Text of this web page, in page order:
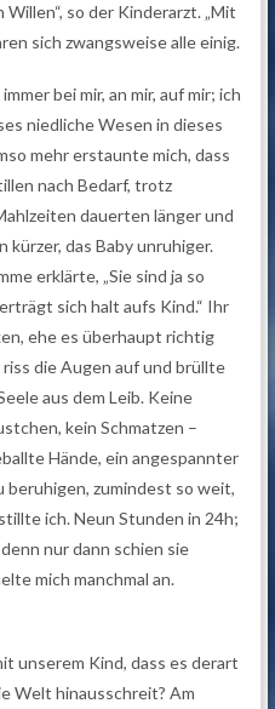
so der Kinderarzt. „Mit
sich zwangsweise alle einig.
bei mir, an mir, auf mir; ich
niedliche Wesen in dieses
mehr erstaunte mich, dass
nach Bedarf, trotz
dauerten länger und
kürzer, das Baby unruhiger.
erklärte, „Sie sind ja so
sich halt aufs Kind.“ Ihr
ehe es überhaupt richtig
die Augen auf und brüllte
aus dem Leib. Keine
kein Schmatzen –
Hände, ein angespannter
beruhigen, zumindest so weit,
ich. Neun Stunden in 24h;
nur dann schien sie
mich manchmal an.
unserem Kind, dass es derart
Welt hinausschreit? Am